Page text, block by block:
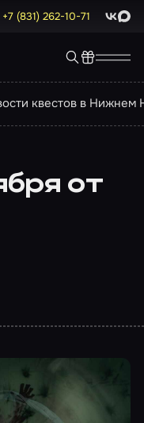
+7 (831) 262-10-71 Max
квестов в Нижнем
от